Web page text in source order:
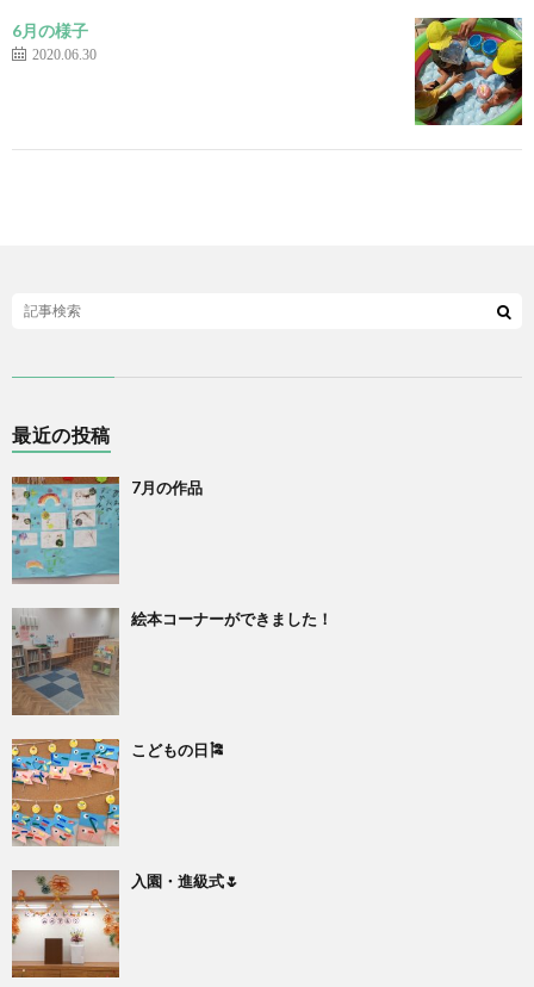
6月の様子
2020.06.30
最近の投稿
7月の作品
絵本コーナーができました！
こどもの日🎏
入園・進級式🌷